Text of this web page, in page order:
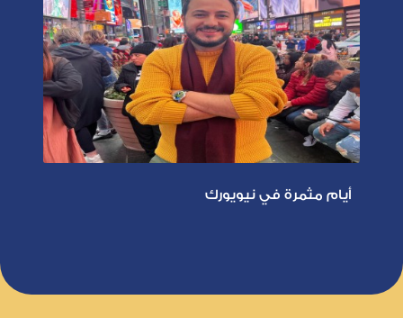
أيام مثمرة في نيويورك